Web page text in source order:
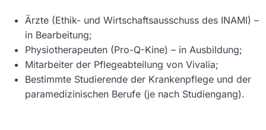
Ärzte (Ethik- und Wirtschaftsausschuss des INAMI) –
in Bearbeitung;
Physiotherapeuten (Pro-Q-Kine) – in Ausbildung;
Mitarbeiter der Pflegeabteilung von Vivalia;
Bestimmte Studierende der Krankenpflege und der
paramedizinischen Berufe (je nach Studiengang).